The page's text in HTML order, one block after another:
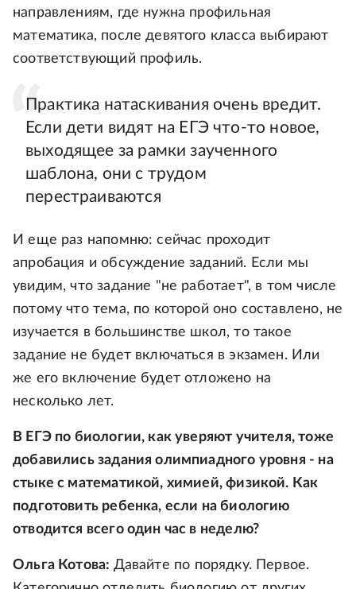
направлениям, где нужна профильная
математика, после девятого класса выбирают
соответствующий профиль.
Практика натаскивания очень вредит.
Если дети видят на ЕГЭ что-то новое,
выходящее за рамки заученного
шаблона, они с трудом
перестраиваются
И еще раз напомню: сейчас проходит
апробация и обсуждение заданий. Если мы
увидим, что задание "не работает", в том числе
потому что тема, по которой оно составлено, не
изучается в большинстве школ, то такое
задание не будет включаться в экзамен. Или
же его включение будет отложено на
несколько лет.
В ЕГЭ по биологии, как уверяют учителя, тоже
добавились задания олимпиадного уровня - на
стыке с математикой, химией, физикой. Как
подготовить ребенка, если на биологию
отводится всего один час в неделю?
Ольга Котова: Давайте по порядку. Первое.